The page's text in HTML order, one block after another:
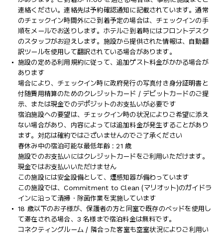
連絡ください。連絡先は予約確認通知に記載されています。通常
のチェックイン時間外にご到着予定の場合は、チェックインの手
順をメールでお送りします。ホテルご到着時にはフロントデスク
のスタッフがお迎えします。施設から提供された情報は、自動翻
訳ツールを使用して翻訳されている場合があります。
施設の定める利用規約に従って、追加ゲスト料金がかかる場合が
あります
場合により、チェックイン時に政府発行の写真付き身分証明書と
付随費用精算のためのクレジットカード / デビットカードのご提
示、または現金でのデポジットのお支払いが必要です
宿泊施設への要望は、チェックイン時の状況によりご希望に添え
ない場合があり、内容によっては追加料金が発生することがあり
ます。対応は確約ではございませんのでご了承ください
春休み中の宿泊可能な最低年齢 : 21 歳
施設でのお支払いにはクレジットカードをご利用いただけます。
現金ではお支払いいただけません
この施設には安全設備として、煙感知器が備わっています
この施設では、Commitment to Clean (マリオット)のガイドラ
インに沿って清掃・除菌作業を実施しています
18 歳以下のお子様が、保護者の方と同室で既存のベッドを使用し
て滞在される場合、3 名様まで宿泊料金は無料です。
コネクティングルーム / 隣合った客室も空室状況によりご利用い